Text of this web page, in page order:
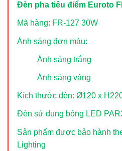
Đèn pha tiêu điểm Euroto
Mã hàng: FR-127 30W
Ánh sáng đơn màu:
Ánh sáng trắng
Ánh sáng vàng
Kích thước đèn: Ø120 x
Đèn sử dụng bóng LED
Sản phẩm được bảo hành
Lighting